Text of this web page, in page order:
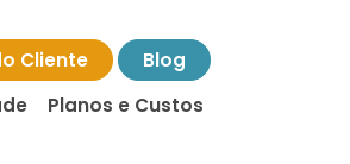
Cliente
Blog
Planos e Custos